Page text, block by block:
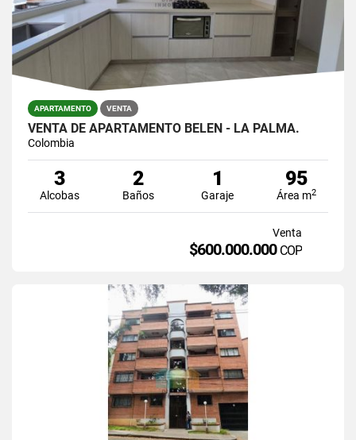
APARTAMENTO VENTA
VENTA DE APARTAMENTO BELÉN - LA PALMA.
Colombia
3
Alcobas
2
Baños
1
Garaje
95
Área m2
Venta
$600.000.000 COP